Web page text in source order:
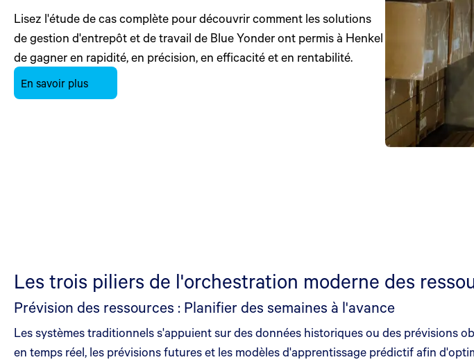
Lisez l'étude de cas complète pour découvrir comment les solutions
de gestion d'entrepôt et de travail de Blue Yonder ont permis à Henkel
de gagner en rapidité, en précision, en efficacité et en rentabilité.
En savoir plus
Les trois piliers de l'orchestration moderne des
Prévision des ressources : Planifier des semaines à l'avance
Les systèmes traditionnels s'appuient sur des données historiques ou des prévisions
en temps réel, les prévisions futures et les modèles d'apprentissage prédictif afin